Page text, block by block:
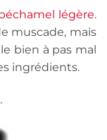
légère.
muscade, mais
bien à pas mal
ingrédients.